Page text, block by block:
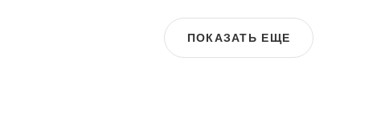
ПОКАЗАТЬ ЕЩЕ